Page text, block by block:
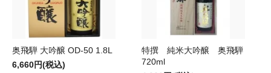
奥飛騨 大吟醸 OD-50 1.8L
6,660円(税込)
特撰 純米大吟醸 奥飛騨
720ml